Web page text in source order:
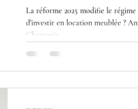
La réforme 2025 modifie le
d'investir en location meublée ?
Chamonix.